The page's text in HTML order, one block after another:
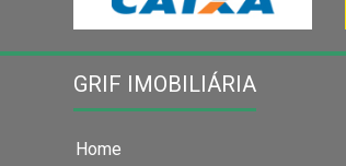
GRIF IMOBILIÁRIA
Home